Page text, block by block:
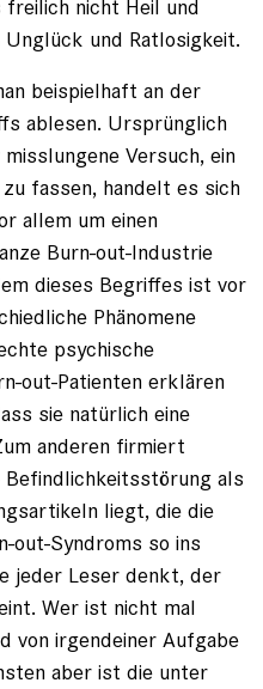
nicht Heil und
und Ratlosigkeit.
beispielhaft an der
ablesen. Ursprünglich
Versuch, ein
fassen, handelt es sich
allem um einen
Burn-out-Industrie
dieses Begriffes ist vor
Phänomene
psychische
out-Patienten erklären
sie natürlich eine
anderen firmiert
als
liegt, die die
out-Syndroms so ins
jeder Leser denkt, der
Wer ist nicht mal
von irgendeiner Aufgabe
aber ist die unter